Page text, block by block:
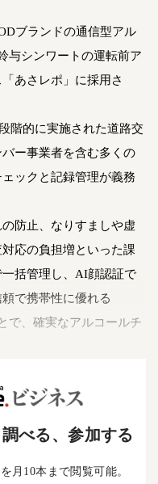
ブランドの通信型アル
与シンワートの運転前ア
あさレポ」に採用さ
階的に実施された道路交
ー事業者を含む多くの
ックと記録管理が義務
防止、なりすましや虚
応の負担増といった課
括管理し、AI顔認証で
で携帯性に優れる
で、確実なアルコールチ
べる、参加する
月10本まで閲覧可能。